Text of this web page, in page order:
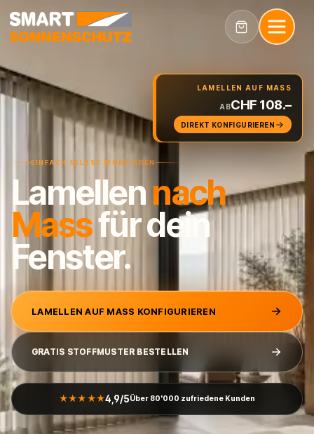
LAMELLEN AUF MASS
ABCHF 108.–
DIREKT KONFIGURIEREN
EINFACH SELBST MONTIEREN
Lamellennach
Massfür dein
Fenster.
LAMELLEN AUF MASS KONFIGURIEREN
GRATIS STOFFMUSTER BESTELLEN
★★★★★4,9/5Über 80'000 zufriedene Kunden